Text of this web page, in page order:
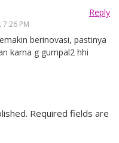
PM
Reply
berinovasi, pastinya
karna g gumpal2 hhi
Required fields are